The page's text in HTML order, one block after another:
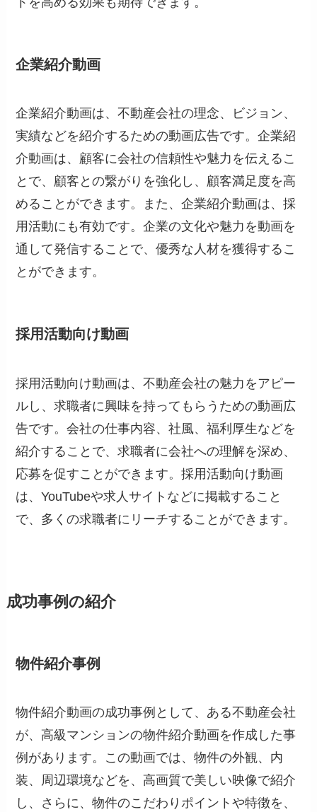
企業紹介動画
企業紹介動画は、不動産会社の理念、ビジョン、
実績などを紹介するための動画広告です。企業紹
介動画は、顧客に会社の信頼性や魅力を伝えるこ
とで、顧客との繋がりを強化し、顧客満足度を高
めることができます。また、企業紹介動画は、採
用活動にも有効です。企業の文化や魅力を動画を
通して発信することで、優秀な人材を獲得するこ
とができます。
採用活動向け動画
採用活動向け動画は、不動産会社の魅力をアピー
ルし、求職者に興味を持ってもらうための動画広
告です。会社の仕事内容、社風、福利厚生などを
紹介することで、求職者に会社への理解を深め、
応募を促すことができます。採用活動向け動画
は、YouTubeや求人サイトなどに掲載すること
で、多くの求職者にリーチすることができます。
成功事例の紹介
物件紹介事例
物件紹介動画の成功事例として、ある不動産会社
が、高級マンションの物件紹介動画を作成した事
例があります。この動画では、物件の外観、内
装、周辺環境などを、高画質で美しい映像で紹介
し、さらに、物件のこだわりポイントや特徴を、